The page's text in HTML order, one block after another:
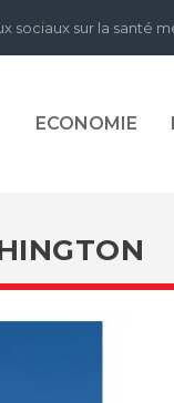
sociaux sur la santé
ECONOMIE